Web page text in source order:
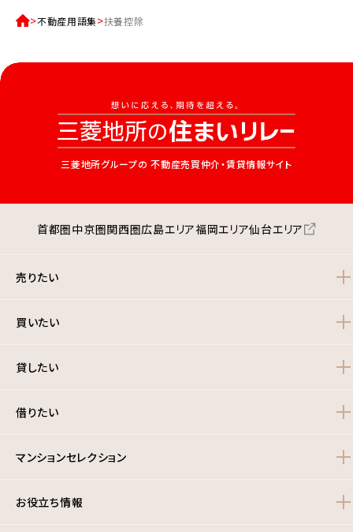
不動産用語集 扶養控除
三菱地所グループの 不動産売買仲介・賃貸情報サイト
首都圏中京圏関西圏広島エリア福岡エリア仙台エリア
売りたい
買いたい
貸したい
借りたい
マンションセレクション
お役立ち情報